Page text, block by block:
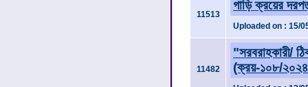
11513
গাড়ি ক্রয়ের
Uploaded on : 15/
11482
"সরবরাহকারী/
(ক্রয়-১০৮/